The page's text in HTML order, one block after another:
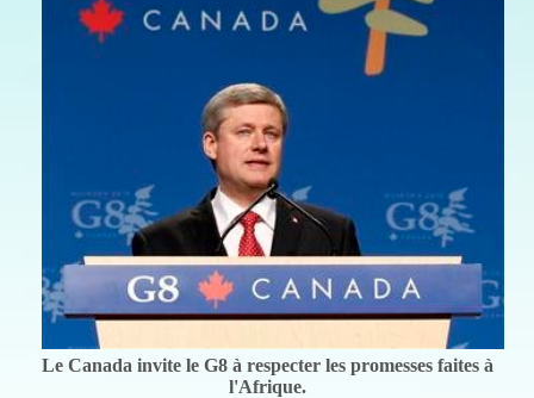
Le Canada invite le G8 à respecter les promesses faites à
l'Afrique.